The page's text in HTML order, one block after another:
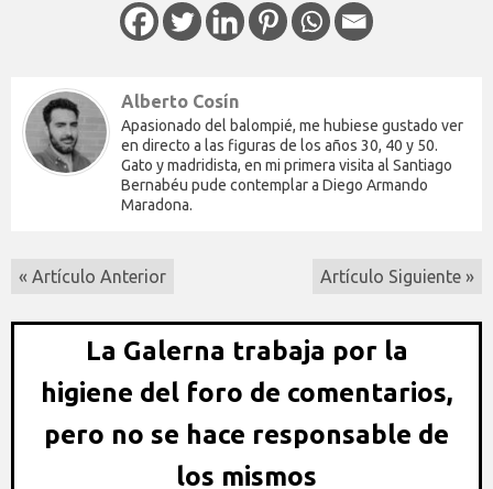
Alberto Cosín
Apasionado del balompié, me hubiese gustado ver
en directo a las figuras de los años 30, 40 y 50.
Gato y madridista, en mi primera visita al Santiago
Bernabéu pude contemplar a Diego Armando
Maradona.
« Artículo Anterior Artículo Siguiente »
La Galerna trabaja por la
higiene del foro de comentarios,
pero no se hace responsable de
los mismos